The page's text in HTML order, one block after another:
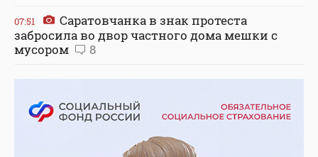
07:51
Саратовчанка в знак протеста
забросила во двор частного дома мешки с
мусором
8